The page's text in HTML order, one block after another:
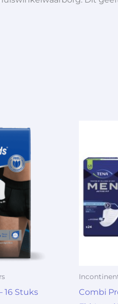
16 Stuks
Combi